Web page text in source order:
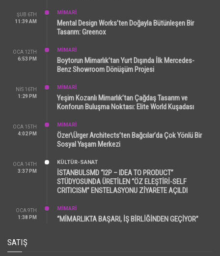
ŞUB 6TH
11:39 AM
MİMARİ
Mental Design Works’ten Doğayla Bütünleşen Bir
Tasarım: Greenox
OCA 12TH
6:53 PM
MİMARİ
Boytorun Mimarlık’tan Yurt Dışında İlk Mercedes-
Benz Showroom Dönüşüm Projesi
NIS 16TH
1:29 PM
MİMARİ
Yeşim Kozanlı Mimarlık’tan Çağdaş Tasarım ve
Konforun Buluşma Noktası: Elite World Kuşadası
OCA 15TH
4:02 PM
MİMARİ
Özer\Ürger Architects’ten Bağcılar’da Çok Yönlü Bir
Sosyal Yaşam Merkezi
OCA 14TH
3:37 PM
KÜLTÜR-SANAT
İSTANBULSMD “I2P – IDEA TO PRODUCT”
STÜDYOSUNDA ÜRETİLEN “ÖZ ELEŞTİRİ-SELF
CRITICISM” ENSTELASYONU ZİYARETE AÇILDI
OCA 9TH
1:38 PM
MİMARİ
“MİMARLIKTA BAŞARI, İŞ BİRLİĞİNDEN GEÇİYOR”
SATIŞ